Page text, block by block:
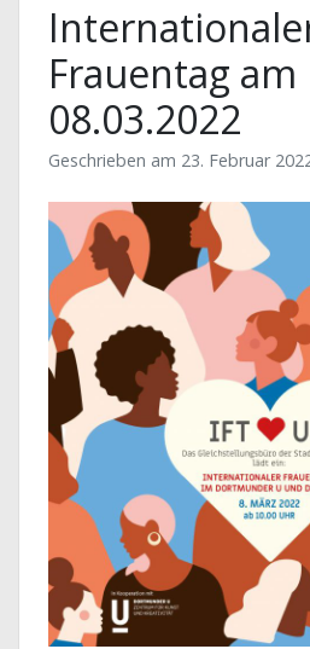
Frauentag am
08.03.2022
Geschrieben am 23. Februar